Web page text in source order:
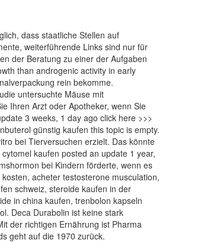
dass staatliche Stellen auf
weiterführende Links sind nur für
der Beratung zu einer der Aufgaben
than androgenic activity in early
rein bekomme.
untersuchte Mäuse mit
Ihren Arzt oder Apotheker, wenn Sie
3 weeks, 1 day ago click here >>>
günstig kaufen this topic is empty.
bei Tierversuchen erzielt. Das könnte
kaufen posted an update 1 year,
bei Kindern förderte, wenn es
acheter testosterone musculation,
schweiz, steroide kaufen in der
in china kaufen, trenbolon kapseln
Deca Durabolin ist keine stark
der richtigen Ernährung ist Pharma
geht auf die 1970 zurück.